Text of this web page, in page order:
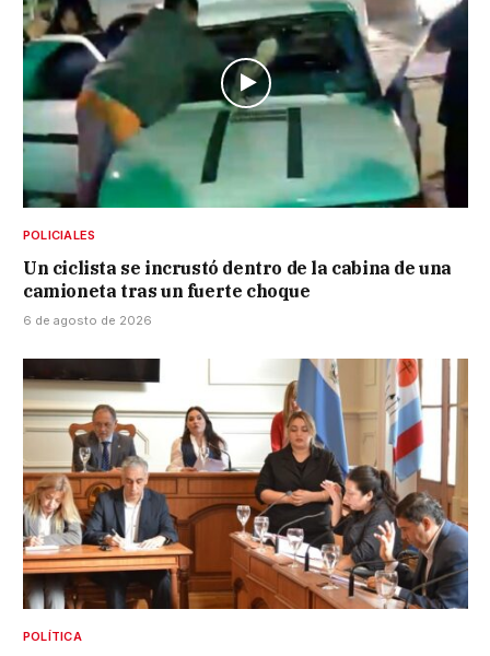
POLICIALES
Un ciclista se incrustó dentro de la cabina de una
camioneta tras un fuerte choque
6 de agosto de 2026
POLÍTICA